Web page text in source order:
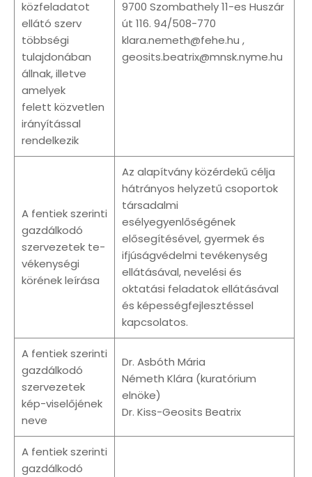
közfeladatot
ellátó szerv
többségi
tulajdonában
állnak, illetve
amelyek
felett közvetlen
irányítással
rendelkezik
9700 Szombathely 11-es Huszár
út 116. 94/508-770
klara.nemeth@fehe.hu ,
geosits.beatrix@mnsk.nyme.hu
A fentiek szerinti
gazdálkodó
szervezetek te-
vékenységi
körének leírása
Az alapítvány közérdekű célja
hátrányos helyzetű csoportok
társadalmi
esélyegyenlőségének
elősegítésével, gyermek és
ifjúságvédelmi tevékenység
ellátásával, nevelési és
oktatási feladatok ellátásával
és képességfejlesztéssel
kapcsolatos.
A fentiek szerinti
gazdálkodó
szervezetek
kép-viselőjének
neve
Dr. Asbóth Mária
Németh Klára (kuratórium
elnöke)
Dr. Kiss-Geosits Beatrix
A fentiek szerinti
gazdálkodó